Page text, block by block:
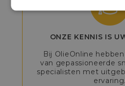
ONZE KENNIS IS
Bij OlieOnline
van gepassioneerde
specialisten met
ervaring.